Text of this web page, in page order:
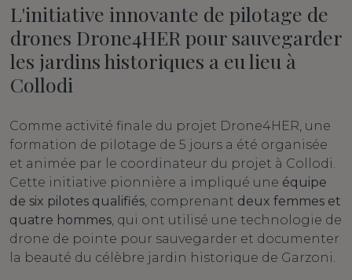
L'initiative innovante de pilotage de
drones Drone4HER pour sauvegarder
les jardins historiques a eu lieu à
Collodi
Comme activité finale du projet Drone4HER, une
formation de pilotage de 5 jours a été organisée
et animée par le coordinateur du projet à Collodi.
Cette initiative pionnière a impliqué une équipe
de six pilotes qualifiés, comprenant deux femmes et
quatre hommes, qui ont utilisé une technologie de
drone de pointe pour sauvegarder et documenter
la beauté du célèbre jardin historique de Garzoni.